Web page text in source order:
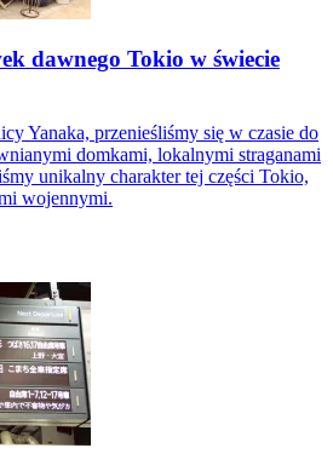
dawnego Tokio w świecie
Yanaka, przenieśliśmy się w czasie do
domkami, lokalnymi straganami
unikalny charakter tej części Tokio,
wojennymi.